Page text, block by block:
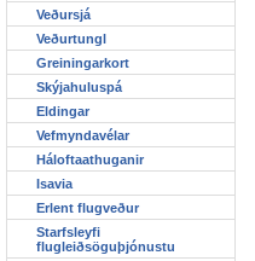
Veðursjá
Veðurtungl
Greiningarkort
Skýjahuluspá
Eldingar
Vefmyndavélar
Háloftaathuganir
Isavia
Erlent flugveður
Starfsleyfi
flugleiðsöguþjónustu